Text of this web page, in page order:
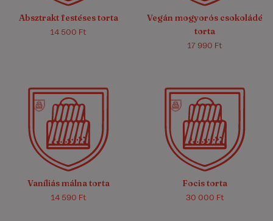
Absztrakt festéses torta
14 500 Ft
Vegán mogyorós csokoládé
torta
17 990 Ft
5.0/5 (4)
Vaníliás málna torta
14 590 Ft
5.0/5 (7)
Focis torta
30 000 Ft